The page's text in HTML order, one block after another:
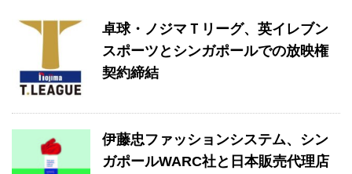
卓球・ノジマＴリーグ、英イレブン
スポーツとシンガポールでの放映権
契約締結
伊藤忠ファッションシステム、シン
ガポールWARC社と日本販売代理店